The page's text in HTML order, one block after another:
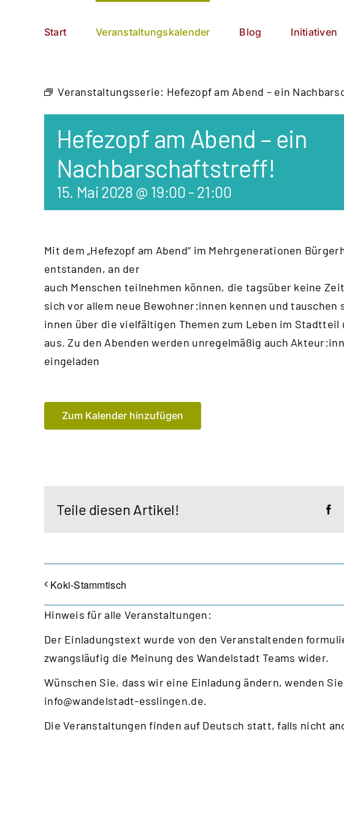
Start Veranstaltungskalender Blog Initiativen
Veranstaltungsserie: Hefezopf am Abend – ein
Hefezopf am Abend – ein
Nachbarschaftstreff!
15. Mai 2028 @ 19:00 - 21:00
Mit dem „Hefezopf am Abend“ im Mehrgenerationen
entstanden, an der
auch Menschen teilnehmen können, die tagsüber keine
sich vor allem neue Bewohner:innen kennen und
innen über die vielfältigen Themen zum Leben im Stadtteil
aus. Zu den Abenden werden unregelmäßig auch
eingeladen
Zum Kalender hinzufügen
Teile diesen Artikel!
Koki-Stammtisch
Hinweis für alle Veranstaltungen:
Der Einladungstext wurde von den Veranstaltenden
zwangsläufig die Meinung des Wandelstadt Teams wider.
Wünschen Sie, dass wir eine Einladung ändern, wenden
info@wandelstadt-esslingen.de.
Die Veranstaltungen finden auf Deutsch statt, falls nicht